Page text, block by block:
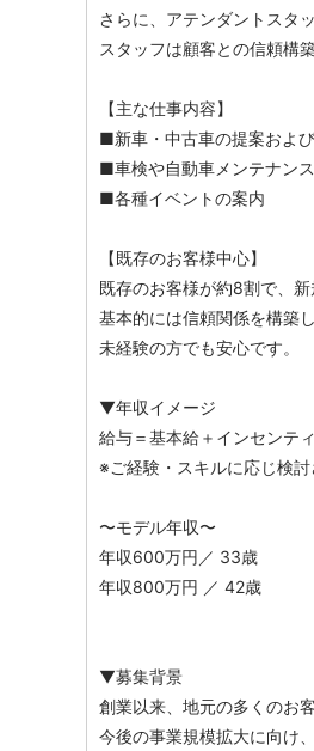
さらに、アテンダントスタ
スタッフは顧客との信頼構
【主な仕事内容】
■新車・中古車の提案およ
■車検や自動車メンテナン
■各種イベントの案内
【既存のお客様中心】
既存のお客様が約8割で、
基本的には信頼関係を構築
未経験の方でも安心です。
▼年収イメージ
給与＝基本給＋インセンテ
※ご経験・スキルに応じ検討
〜モデル年収〜
年収600万円／ 33歳
年収800万円 ／ 42歳
▼募集背景
創業以来、地元の多くのお
今後の事業規模拡大に向け